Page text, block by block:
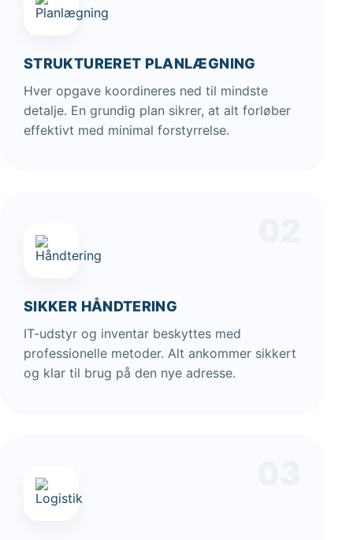
STRUKTURERET PLANLÆGNING
Hver opgave koordineres ned til mindste
detalje. En grundig plan sikrer, at alt forløber
effektivt med minimal forstyrrelse.
SIKKER HÅNDTERING
IT-udstyr og inventar beskyttes med
professionelle metoder. Alt ankommer sikkert
og klar til brug på den nye adresse.